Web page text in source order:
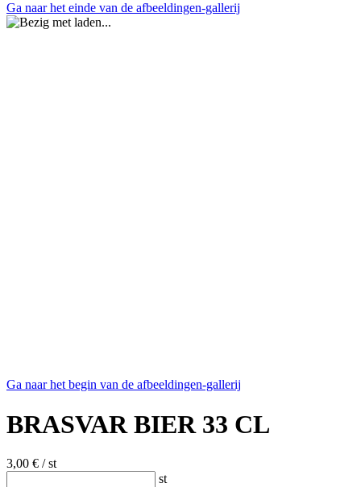
Ga naar het einde van de afbeeldingen-gallerij
Ga naar het begin van de afbeeldingen-gallerij
BRASVAR BIER 33 CL
3,00 € / st
st